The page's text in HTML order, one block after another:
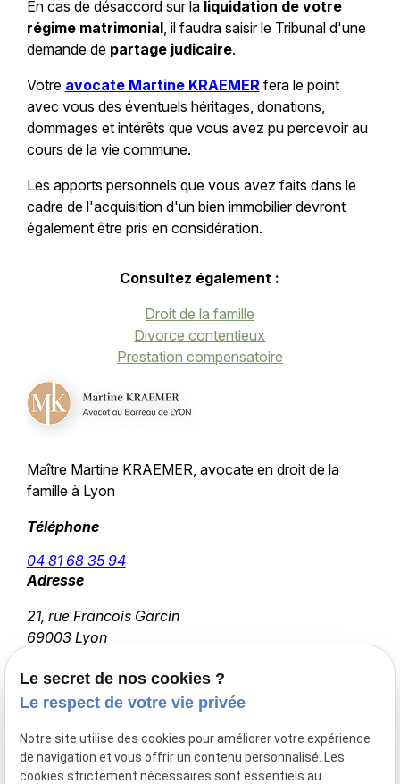
En cas de désaccord sur la liquidation de votre
régime matrimonial, il faudra saisir le Tribunal d'une
demande de partage judicaire.
Votre avocate Martine KRAEMERfera le point
avec vous des éventuels héritages, donations,
dommages et intérêts que vous avez pu percevoir au
cours de la vie commune.
Les apports personnels que vous avez faits dans le
cadre de l'acquisition d'un bien immobilier devront
également être pris en considération.
Consultez également :
Droit de la famille
Divorce contentieux
Prestation compensatoire
Maître Martine KRAEMER, avocate en droit de la
famille à Lyon
Téléphone
04 81 68 35 94
Adresse
21, rue Francois Garcin
69003 Lyon
09:00 - 18:00
Le secret de nos cookies ?
Le respect de votre vie privée
Notre site utilise des cookies pour améliorer votre expérience
de navigation et vous offrir un contenu personnalisé. Les
cookies strictement nécessaires sont essentiels au